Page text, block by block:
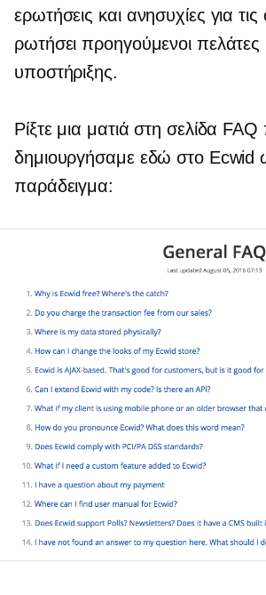
ερωτήσεις και ανησυχίες για
ρωτήσει προηγούμενοι
υποστήριξης.
Ρίξτε μια ματιά στη σελίδα
δημιουργήσαμε εδώ στο Ecwid
παράδειγμα: